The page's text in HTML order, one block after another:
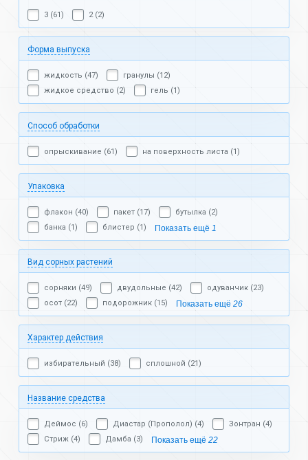
3 (61) 2 (2)
Форма выпуска
жидкость (47)
гранулы (12)
жидкое средство (2)
гель (1)
Способ обработки
опрыскивание (61) на поверхность листа (1)
Упаковка
флакон (40) пакет (17)
бутылка (2)
банка (1)
блистер (1) Показать ещё 1
Вид сорных растений
сорняки (49) двудольные (42)
одуванчик (23)
осот (22)
подорожник (15) Показать ещё 26
Характер действия
избирательный (38) сплошной (21)
Название средства
Деймос (6) Диастар (Прополол) (4)
Зонтран (4)
Стриж (4)
Дамба (3) Показать ещё 22